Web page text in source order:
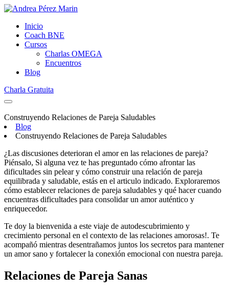
Inicio
Coach BNE
Cursos
Charlas OMEGA
Encuentros
Blog
Charla Gratuita
Construyendo Relaciones de Pareja Saludables
Blog
Construyendo Relaciones de Pareja Saludables
¿Las discusiones deterioran el amor en las relaciones de pareja?
Piénsalo, Si alguna vez te has preguntado cómo afrontar las
dificultades sin pelear y cómo construir una relación de pareja
equilibrada y saludable, estás en el articulo indicado. Exploraremos
cómo establecer relaciones de pareja saludables y qué hacer cuando
encuentras dificultades para consolidar un amor auténtico y
enriquecedor.
Te doy la bienvenida a este viaje de autodescubrimiento y
crecimiento personal en el contexto de las relaciones amorosas!. Te
acompañó mientras desentrañamos juntos los secretos para mantener
un amor sano y fortalecer la conexión emocional con nuestra pareja.
Relaciones de Pareja Sanas